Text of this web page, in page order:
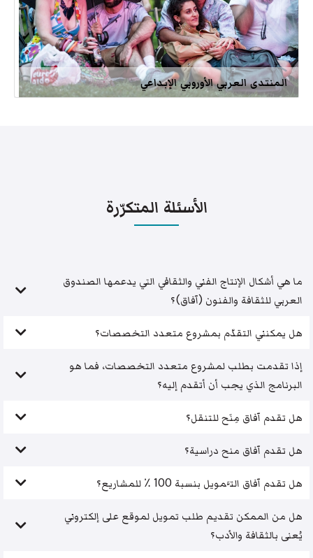
المنتدى العربي الأوروبي الإبداعي
الأسئلة المتكرّرة
ما هي أشكال الإنتاج الفني والثقافي التي يدعمها الصندوق
العربي للثقافة والفنون (آفاق)؟
هل يمكنني التقدّم بمشروع متعدد التخصصات؟
إذا تقدمت بطلب لمشروع متعدد التخصصات، فما هو
البرنامج الذي يجب أن أتقدم إليه؟
هل تقدم آفاق مِنَح للتنقل؟
هل تقدم آفاق منح دراسية؟
هل تقدم آفاق التَّمويل بنسبة 100 ٪ للمشاريع؟
هل من الممكن تقديم طلب تمويل لموقع على إلكتروني
يُعنى بالثقافة والأدب؟